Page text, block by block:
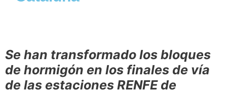
Se han transformado los bloques
de hormigón en los finales de vía
de las estaciones RENFE de